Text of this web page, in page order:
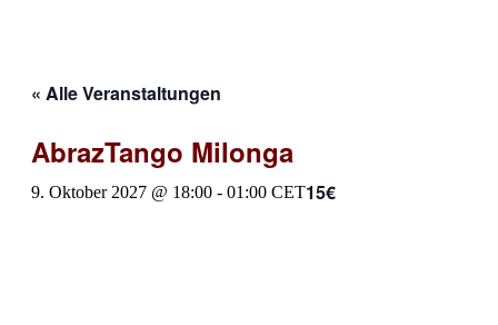
« Alle Veranstaltungen
AbrazTango Milonga
9. Oktober 2027 @ 18:00 - 01:00 CET15€